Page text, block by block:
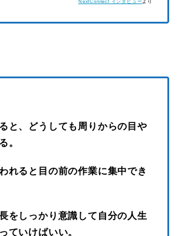
NextConnect インタビューより
と、どうしても周りからの目や
。
れると目の前の作業に集中でき
をしっかり意識して自分の人生
ていけばいい。